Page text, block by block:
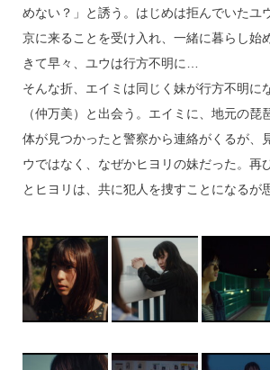
めない？」と誘う。はじめは拒んでいたユ
京に来ることを受け入れ、一緒に暮らし始
きて早々、ユウは行方不明に…
そんな折、エイミは同じく妹が行方不明に
（仲万美）と出会う。エイミに、地元の琵
体が見つかったと警察から連絡がくるが、
ウではなく、なぜかヒヨリの妹だった。再
とヒヨリは、共に犯人を捜すことになるが